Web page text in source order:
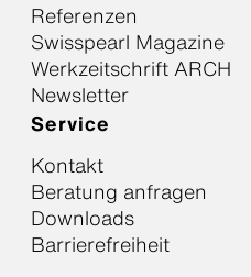
Referenzen
Swisspearl Magazine
Werkzeitschrift ARCH
Newsletter
Service
Kontakt
Beratung anfragen
Downloads
Barrierefreiheit